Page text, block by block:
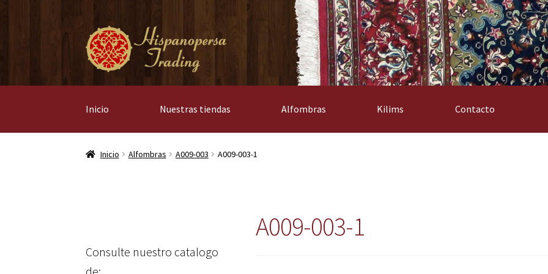
Ir
a
la
Ir
al
contenido
Inicio Nuestras tiendas Alfombras Kilims Contacto
Inicio Alfombras A009-003 A009-003-1
A009-003-1
Consulte nuestro catalogo